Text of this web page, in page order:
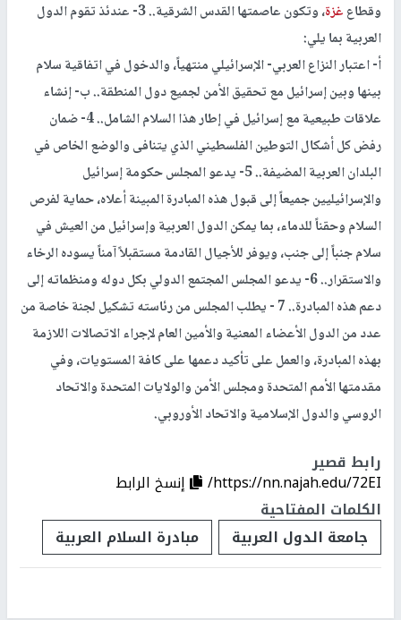
وقطاعغزة
، وتكون عاصمتها القدس الشرقية.. 3- عندئذ تقوم الدول
العربية بما يلي:
أ- اعتبار النزاع العربي- الإسرائيلي منتهياً، والدخول في اتفاقية سلام
بينها وبين إسرائيل مع تحقيق الأمن لجميع دول المنطقة.. ب- إنشاء
علاقات طبيعية مع إسرائيل في إطار هذا السلام الشامل.. 4- ضمان
رفض كل أشكال التوطين الفلسطيني الذي يتنافى والوضع الخاص في
البلدان العربية المضيفة.. 5- يدعو المجلس حكومة إسرائيل
والإسرائيليين جميعاً إلى قبول هذه المبادرة المبينة أعلاه، حماية لفرص
السلام وحقناً للدماء، بما يمكن الدول العربية وإسرائيل من العيش في
سلام جنباً إلى جنب، ويوفر للأجيال القادمة مستقبلاً آمناً يسوده الرخاء
والاستقرار.. 6- يدعو المجلس المجتمع الدولي بكل دوله ومنظماته إلى
دعم هذه المبادرة.. 7 - يطلب المجلس من رئاسته تشكيل لجنة خاصة من
عدد من الدول الأعضاء المعنية والأمين العام لإجراء الاتصالات اللازمة
بهذه المبادرة، والعمل على تأكيد دعمها على كافة المستويات، وفي
مقدمتها الأمم المتحدة ومجلس الأمن والولايات المتحدة والاتحاد
الروسي والدول الإسلامية والاتحاد الأوروبي.
رابط قصير
https://nn.najah.edu/72EI/
إنسخ الرابط
الكلمات المفتاحية
جامعة الدول العربية
مبادرة السلام العربية